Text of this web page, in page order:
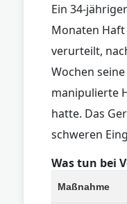
Ein 34-
Monaten
verurteilt,
Wochen
manipulierte
hatte. Das
schweren
Was tun bei
Maßnahme